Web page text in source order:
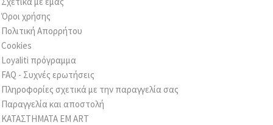
Όροι χρήσης
Πολιτική Απορρήτου
Cookies
Loyaliti πρόγραμμα
FAQ - Συχνές ερωτήσεις
Πληροφορίες σχετικά με την παραγγελία σας
Παραγγελία και αποστολή
ΚΑΤΑΣΤΗΜΑΤΑ EM ART